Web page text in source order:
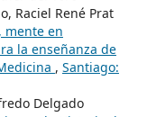
Raciel René Prat
mente en
la enseñanza de
, Santiago:
Delgado